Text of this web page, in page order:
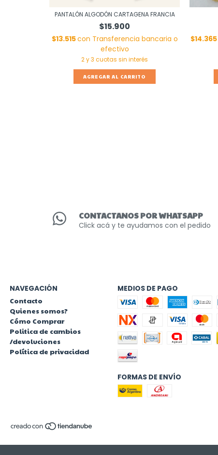
PANTALÓN ALGODÓN CARTAGENA FRANCIA
$15.900
$13.515con Transferencia bancaria o
efectivo
AGREGAR AL CARRITO
$14.365
CONTACTANOS POR WHATSAPP
Click acá y te ayudamos con el pedido
NAVEGACIÓN
Contacto
Quienes somos?
Cómo Comprar
Politica de cambios
/devoluciones
Política de privacidad
MEDIOS DE PAGO
FORMAS DE ENVÍO